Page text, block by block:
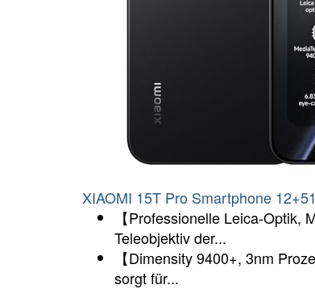
XIAOMI 15T Pro Smartphone
【Professionelle Leica-
Teleobjektiv der...
【Dimensity 9400+, 3nm
sorgt für...